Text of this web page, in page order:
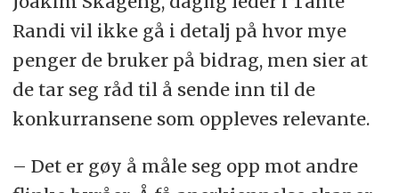
Randi vil ikke gå i detalj på hvor mye
penger de bruker på bidrag, men sier at
de tar seg råd til å sende inn til de
konkurransene som oppleves relevante.
– Det er gøy å måle seg opp mot andre